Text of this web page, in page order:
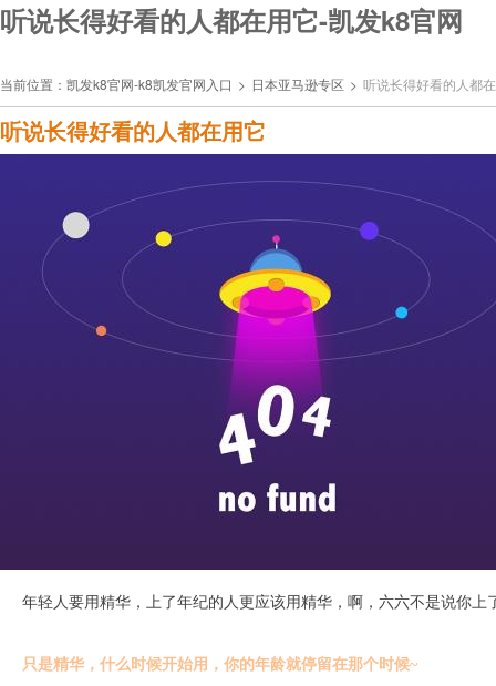
听说长得好看的人都在用它-凯发k8官网
当前位置： 凯发k8官网-k8凯发官网入口 > 日本亚马逊专区 > 听说长得好看的人都
听说长得好看的人都在用它
年轻人要用精华，上了年纪的人更应该用精华，啊，六六不是说你上
只是精华，什么时候开始用，你的年龄就停留在那个时候~